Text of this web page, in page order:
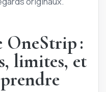
OneStrip :
limites, et